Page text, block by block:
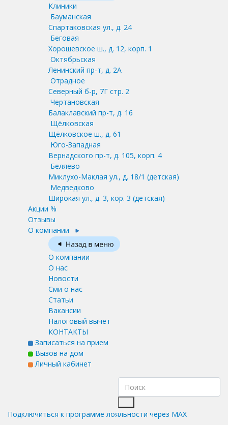
Клиники
Бауманская
Спартаковская ул., д. 24
Беговая
Хорошевское ш., д. 12, корп. 1
Октябрьская
Ленинский пр-т, д. 2А
Отрадное
Северный б-р, 7Г стр. 2
Чертановская
Балаклавский пр-т, д. 16
Щёлковская
Щёлковское ш., д. 61
Юго-Западная
Вернадского пр-т, д. 105, корп. 4
Беляево
Миклухо-Маклая ул., д. 18/1 (детская)
Медведково
Широкая ул., д. 3, кор. 3 (детская)
Акции %
Отзывы
О компании
О компании
О нас
Новости
Сми о нас
Статьи
Вакансии
Налоговый вычет
КОНТАКТЫ
Записаться на прием
Вызов на дом
Личный кабинет
Подключиться к программе лояльности через MAX